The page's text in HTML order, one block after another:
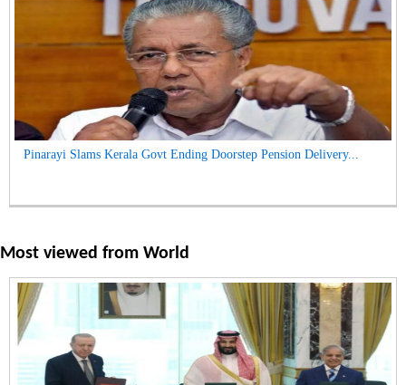
Pinarayi Slams Kerala Govt Ending Doorstep Pension Delivery...
Most viewed from World